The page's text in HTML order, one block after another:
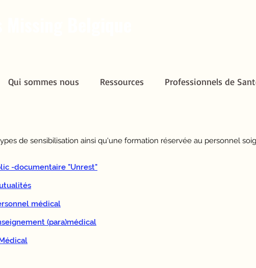
Qui sommes nous Ressources Professionnels de
de sensibilisation ainsi qu'une formation réservée au personnel
-documentaire "Unrest"
médical
(para)médical
Qui sommes nous Ressources Professionnels de